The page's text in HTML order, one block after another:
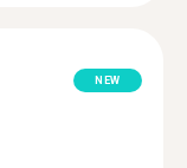
NEW